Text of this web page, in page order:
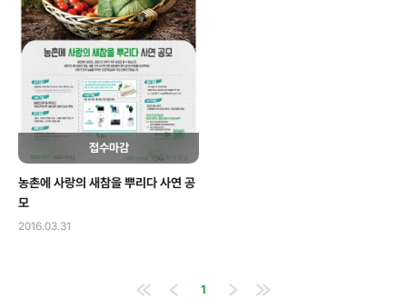
접수마감
농촌에 사랑의 새참을 뿌리다 사연 공
모
2016.03.31
1